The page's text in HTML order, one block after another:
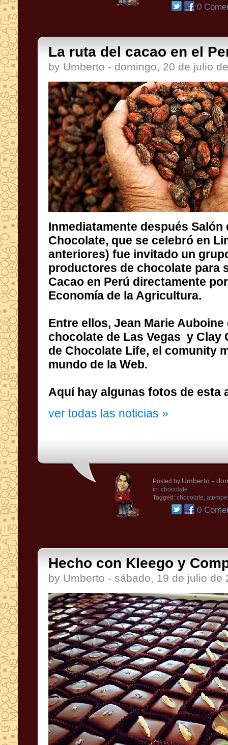
0
La ruta del cacao en el
by Umberto - domingo, 20 de julio
Inmediatamente después Salón
Chocolate, que se celebró en
anteriores) fue invitado un
productores de chocolate para
Cacao en Perú directamente
Economía de la Agricultura.
Entre ellos, Jean Marie Auboine
chocolate de Las Vegas y Clay
de Chocolate Life, el comunity
mundo de la Web.
Aquí hay algunas fotos de esta
ver todas las noticias »
Posted by Umberto -
in: chocolate
Tagged: chocolate,
0
Hecho con Kleego y
by Umberto - sábado, 19 de julio de